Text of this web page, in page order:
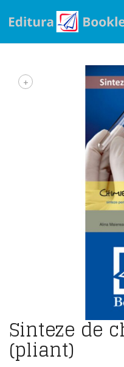
+
Sinteze de
(pliant)